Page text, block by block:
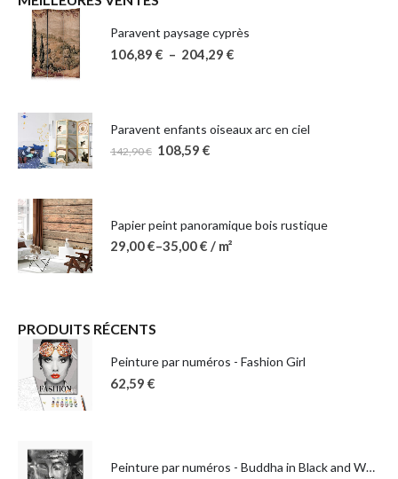
Paravent paysage cyprès
106,89 € – 204,29 €
Paravent enfants oiseaux arc en ciel
142,90€ 108,59 €
Papier peint panoramique bois rustique
29,00€–35,00€ / m²
PRODUITS RÉCENTS
Peinture par numéros - Fashion Girl
62,59 €
Peinture par numéros - Buddha in Black and White